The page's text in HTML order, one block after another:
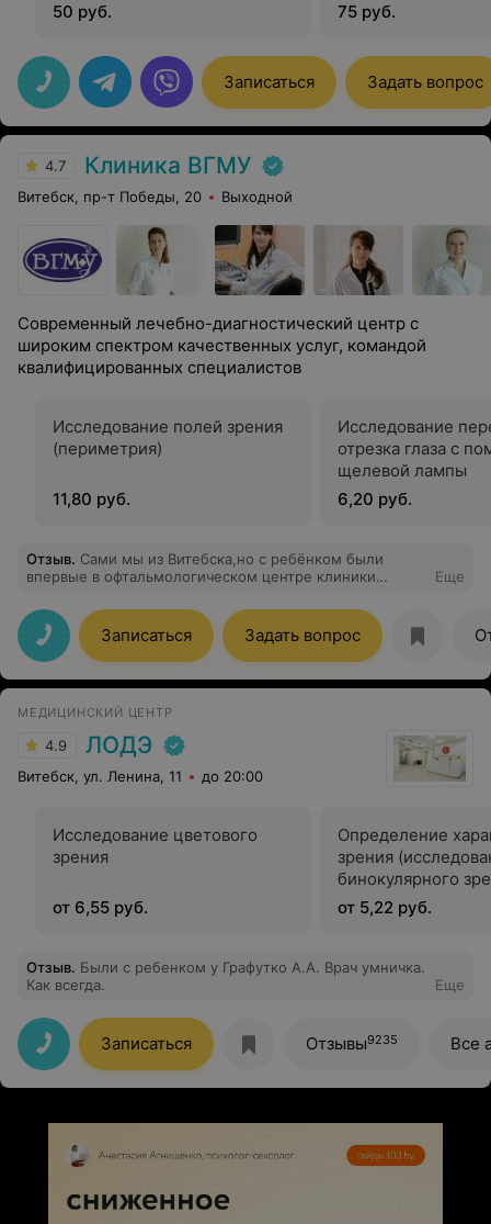
50 руб.
75 руб.
Записаться Задать вопрос
4.7 Клиника ВГМУ
Витебск, пр-т Победы, 20 Выходной
Современный лечебно-диагностический центр с
широким спектром качественных услуг, командой
квалифицированных специалистов
Исследование полей зрения
(периметрия)
11,80 руб.
Исследование
отрезка глаза с
щелевой лампы
6,20 руб.
Отзыв. Сами мы из Витебска,но с ребёнком были
впервые в офтальмологическом центре клиники
не обращались.Попасть мы хотели именно к Наталье
Игоревне,а посоветовал нам к ней обратиться вообще
врач из Минска. Хочется сказать всем огромное
спасибо, кто в тот день нас смотрел,а это было совсем
не просто. Спасибо за профессионализм и умение
ещё чуть-чуть и мы разнесём там всю клинику,на что
очень спокойно и с пониманием все отнеслись.
Наталье Игоревне отдельное спасибо!Тут просто без
слов!Человек когда зашёл,ребёнок совсем иначе стал
себя вести,это было уже не обследование,а
Еще
Записаться Задать вопрос
МЕДИЦИНСКИЙ ЦЕНТР
4.9 ЛОДЭ
Витебск, ул. Ленина, 11 до 20:00
Исследование цветового
зрения
от 6,55 руб.
Определение
зрения
бинокулярного
от 5,22 руб.
Отзыв. Были с ребенком у Графутко А.А. Врач умничка.
Как всегда.
Еще
Записаться Отзывы9235 Все